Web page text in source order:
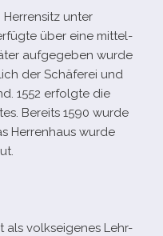
Herrensitz unter
über eine mit­tel­
auf­ge­ge­ben wurde
der Schäferei und
1552 erfolgte die
Bereits 1590 wurde
Herrenhaus wurde
als volks­ei­ge­nes Lehr-